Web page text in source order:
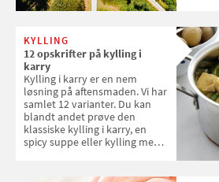
KYLLING
12 opskrifter på kylling i
karry
Kylling i karry er en nem
løsning på aftensmaden. Vi har
samlet 12 varianter. Du kan
blandt andet prøve den
klassiske kylling i karry, en
spicy suppe eller kylling med